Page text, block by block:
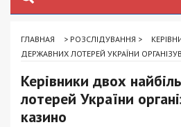
ГЛАВНАЯ > РОЗСЛІДУВАННЯ >
ДЕРЖАВНИХ ЛОТЕРЕЙ УКРАЇНИ
Керівники двох
лотерей України
казино